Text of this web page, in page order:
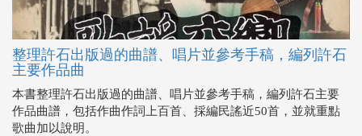
整理許石出版過的曲譜、唱片並參考手稿，編列許石
主要作品曲
本書整理許石出版過的曲譜、唱片並參考手稿，編列許石主要
作品曲譜，包括作曲作詞上百首、採編民謠近50首，並就重點
歌曲加以說明。